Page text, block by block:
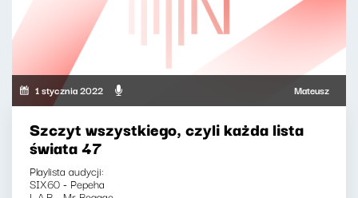
1 stycznia 2022 Mateusz
Szczyt wszystkiego, czyli każda lista
świata 47
Playlista audycji:
SIX60 - Pepeha